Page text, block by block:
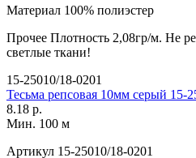
Материал 100% полиэстер
Прочее Плотность 2,08гр/м. Не
светлые ткани!
15-25010/18-0201
Тесьма репсовая 10мм серый 15-
8.18 р.
Мин. 100 м
Артикул 15-25010/18-0201